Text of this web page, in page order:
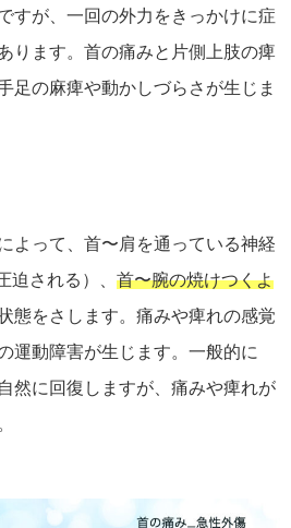
すが、一回の外力をきっかけに症
ります。首の痛みと片側上肢の痺
足の麻痺や動かしづらさが生じま
よって、首〜肩を通っている神経
迫される）、 首〜腕の焼けつくよ
態をさします。痛みや痺れの感覚
運動障害が生じます。一般的に
然に回復しますが、痛みや痺れが